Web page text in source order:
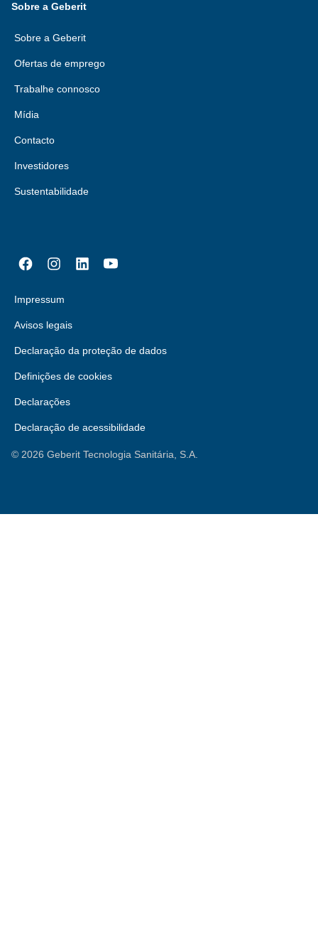
Sobre a Geberit
Sobre a Geberit
Ofertas de emprego
Trabalhe connosco
Mídia
Contacto
Investidores
Sustentabilidade
Impressum
Avisos legais
Declaração da proteção de dados
Definições de cookies
Declarações
Declaração de acessibilidade
© 2026 Geberit Tecnologia Sanitária, S.A.